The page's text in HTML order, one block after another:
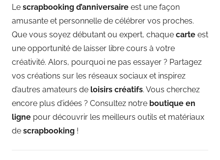
Le scrapbooking d’anniversaire est une façon
amusante et personnelle de célébrer vos proches.
Que vous soyez débutant ou expert, chaque carte est
une opportunité de laisser libre cours à votre
créativité. Alors, pourquoi ne pas essayer ? Partagez
vos créations sur les réseaux sociaux et inspirez
d’autres amateurs de loisirs créatifs. Vous cherchez
encore plus d’idées ? Consultez notre boutique en
ligne pour découvrir les meilleurs outils et matériaux
de scrapbooking !